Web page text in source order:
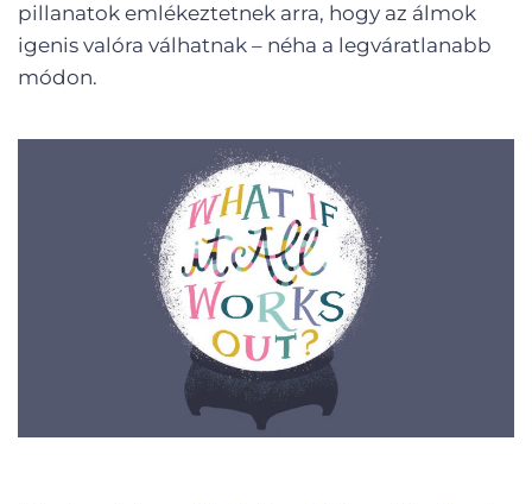
pillanatok emlékeztetnek arra, hogy az álmok
igenis valóra válhatnak – néha a legváratlanabb
módon.